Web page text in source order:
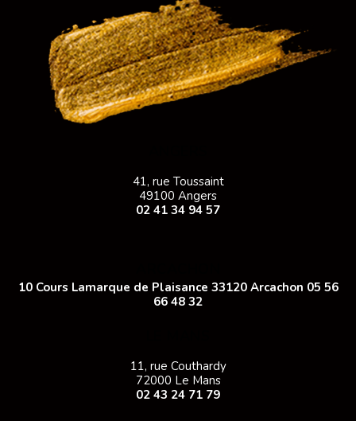
41, rue Toussaint
49100 Angers
02 41 34 94 57
10 Cours Lamarque de Plaisance 33120 Arcachon 05 56
66 48 32
11, rue Couthardy
72000 Le Mans
02 43 24 71 79